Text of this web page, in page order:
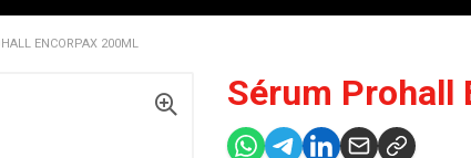
ENCORPAX 200ML
Sérum Prohall